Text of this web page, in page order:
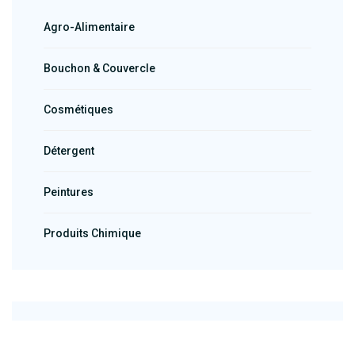
Agro-Alimentaire
Bouchon & Couvercle
Cosmétiques
Détergent
Peintures
Produits Chimique